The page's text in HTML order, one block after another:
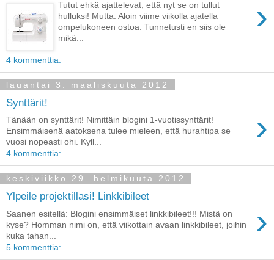
›
Tutut ehkä ajattelevat, että nyt se on tullut
hulluksi! Mutta: Aloin viime viikolla ajatella
ompelukoneen ostoa. Tunnetusti en siis ole
mikä...
4 kommenttia:
lauantai 3. maaliskuuta 2012
Synttärit!
›
Tänään on synttärit! Nimittäin blogini 1-vuotissynttärit!
Ensimmäisenä aatoksena tulee mieleen, että hurahtipa se
vuosi nopeasti ohi. Kyll...
4 kommenttia:
keskiviikko 29. helmikuuta 2012
Ylpeile projektillasi! Linkkibileet
›
Saanen esitellä: Blogini ensimmäiset linkkibileet!!! Mistä on
kyse? Homman nimi on, että viikottain avaan linkkibileet, joihin
kuka tahan...
5 kommenttia: